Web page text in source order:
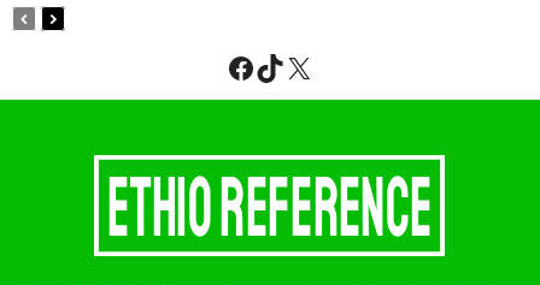
Facebook
TikTok
X